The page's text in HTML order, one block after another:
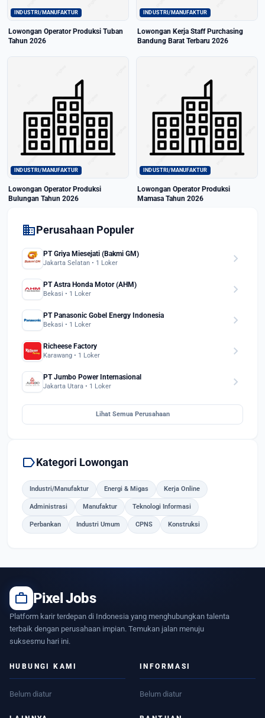
INDUSTRI/MANUFAKTUR
Lowongan Operator Produksi Tuban
Tahun 2026
INDUSTRI/MANUFAKTUR
Lowongan Kerja Staff Purchasing
Bandung Barat Terbaru 2026
INDUSTRI/MANUFAKTUR
Lowongan Operator Produksi
Bulungan Tahun 2026
INDUSTRI/MANUFAKTUR
Lowongan Operator Produksi
Mamasa Tahun 2026
domainPerusahaan Populer
PT Griya Miesejati (Bakmi GM)
Jakarta Selatan • 1 Loker chevron_right
PT Astra Honda Motor (AHM)
Bekasi • 1 Loker chevron_right
PT Panasonic Gobel Energy Indonesia
Bekasi • 1 Loker chevron_right
Richeese Factory
Karawang • 1 Loker chevron_right
PT Jumbo Power Internasional
Jakarta Utara • 1 Loker chevron_right
Lihat Semua Perusahaan
labelKategori Lowongan
Industri/Manufaktur Energi & Migas Kerja Online
Administrasi Manufaktur Teknologi Informasi
Perbankan Industri Umum CPNS Konstruksi
work Pixel Jobs
Platform karir terdepan di Indonesia yang menghubungkan talenta
terbaik dengan perusahaan impian. Temukan jalan menuju
suksesmu hari ini.
HUBUNGI KAMI
Belum diatur
INFORMASI
Belum diatur